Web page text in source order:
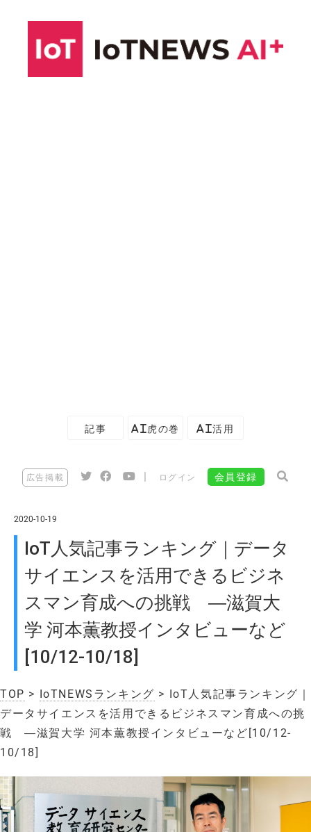
記事 AI虎の巻 AI活用
広告掲載 ログイン 会員登録
2020-10-19
IoT人気記事ランキング｜データ
サイエンスを活用できるビジネ
スマン育成への挑戦 ―滋賀大
学 河本薫教授インタビューなど
[10/12-10/18]
TOP > IoTNEWSランキング > IoT人気記事ランキング｜
データサイエンスを活用できるビジネスマン育成への挑
戦 ―滋賀大学 河本薫教授インタビューなど[10/12-
10/18]